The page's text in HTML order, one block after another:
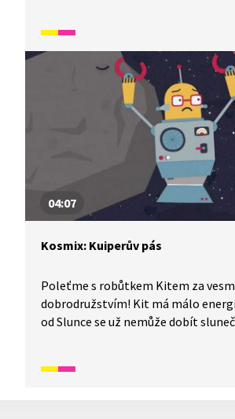
Jupiter opustit a pokračovat ve své
cestě dál.
04:07
Kosmix: Kuiperův pás
Poleťme s robůtkem Kitem za
dobrodružstvím! Kit má málo
od Slunce se už nemůže dobít
zapomněla jiná kosmovýprava.